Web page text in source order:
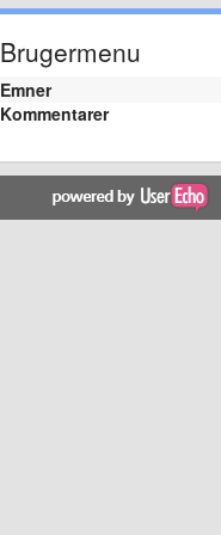
Brugermenu
Emner
Kommentarer